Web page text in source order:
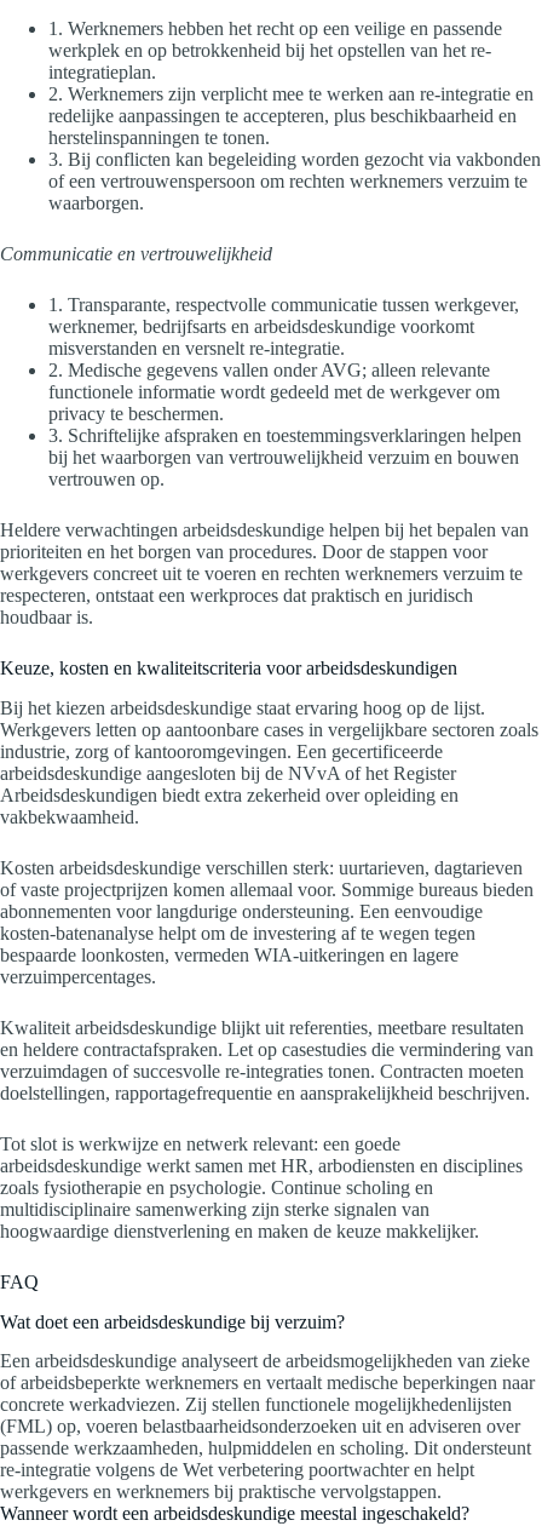
1. Werknemers hebben het recht op een veilige en passende
werkplek en op betrokkenheid bij het opstellen van het re-
integratieplan.
2. Werknemers zijn verplicht mee te werken aan re-integratie en
redelijke aanpassingen te accepteren, plus beschikbaarheid en
herstelinspanningen te tonen.
3. Bij conflicten kan begeleiding worden gezocht via vakbonden
of een vertrouwenspersoon om rechten werknemers verzuim te
waarborgen.
Communicatie en vertrouwelijkheid
1. Transparante, respectvolle communicatie tussen werkgever,
werknemer, bedrijfsarts en arbeidsdeskundige voorkomt
misverstanden en versnelt re-integratie.
2. Medische gegevens vallen onder AVG; alleen relevante
functionele informatie wordt gedeeld met de werkgever om
privacy te beschermen.
3. Schriftelijke afspraken en toestemmingsverklaringen helpen
bij het waarborgen van vertrouwelijkheid verzuim en bouwen
vertrouwen op.
Heldere verwachtingen arbeidsdeskundige helpen bij het bepalen van
prioriteiten en het borgen van procedures. Door de stappen voor
werkgevers concreet uit te voeren en rechten werknemers verzuim te
respecteren, ontstaat een werkproces dat praktisch en juridisch
houdbaar is.
Keuze, kosten en kwaliteitscriteria voor arbeidsdeskundigen
Bij het kiezen arbeidsdeskundige staat ervaring hoog op de lijst.
Werkgevers letten op aantoonbare cases in vergelijkbare sectoren zoals
industrie, zorg of kantooromgevingen. Een gecertificeerde
arbeidsdeskundige aangesloten bij de NVvA of het Register
Arbeidsdeskundigen biedt extra zekerheid over opleiding en
vakbekwaamheid.
Kosten arbeidsdeskundige verschillen sterk: uurtarieven, dagtarieven
of vaste projectprijzen komen allemaal voor. Sommige bureaus bieden
abonnementen voor langdurige ondersteuning. Een eenvoudige
kosten-batenanalyse helpt om de investering af te wegen tegen
bespaarde loonkosten, vermeden WIA-uitkeringen en lagere
verzuimpercentages.
Kwaliteit arbeidsdeskundige blijkt uit referenties, meetbare resultaten
en heldere contractafspraken. Let op casestudies die vermindering van
verzuimdagen of succesvolle re-integraties tonen. Contracten moeten
doelstellingen, rapportagefrequentie en aansprakelijkheid beschrijven.
Tot slot is werkwijze en netwerk relevant: een goede
arbeidsdeskundige werkt samen met HR, arbodiensten en disciplines
zoals fysiotherapie en psychologie. Continue scholing en
multidisciplinaire samenwerking zijn sterke signalen van
hoogwaardige dienstverlening en maken de keuze makkelijker.
FAQ
Wat doet een arbeidsdeskundige bij verzuim?
Een arbeidsdeskundige analyseert de arbeidsmogelijkheden van zieke
of arbeidsbeperkte werknemers en vertaalt medische beperkingen naar
concrete werkadviezen. Zij stellen functionele mogelijkhedenlijsten
(FML) op, voeren belastbaarheidsonderzoeken uit en adviseren over
passende werkzaamheden, hulpmiddelen en scholing. Dit ondersteunt
re-integratie volgens de Wet verbetering poortwachter en helpt
werkgevers en werknemers bij praktische vervolgstappen.
Wanneer wordt een arbeidsdeskundige meestal ingeschakeld?